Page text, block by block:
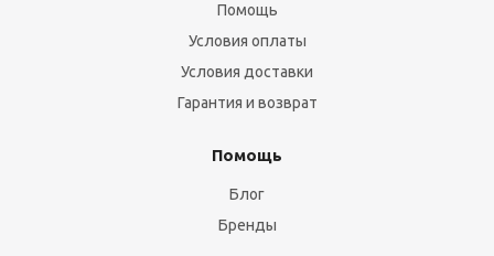
Помощь
Условия оплаты
Условия доставки
Гарантия и возврат
Помощь
Блог
Бренды